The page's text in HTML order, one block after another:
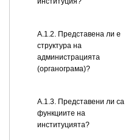
A.1.2. Представена ли е
структура на
администрацията
(органограма)?
А.1.3. Представени ли са
функциите на
институцията?